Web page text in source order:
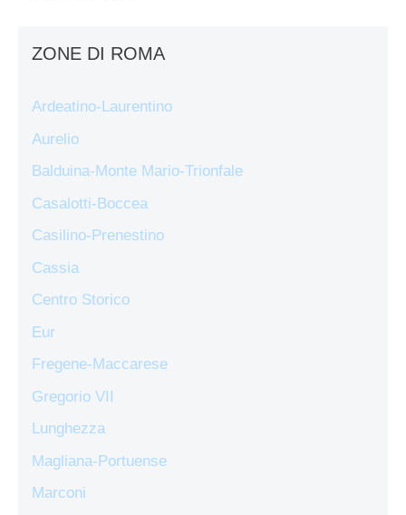
ZONE DI ROMA
Ardeatino-Laurentino
Aurelio
Balduina-Monte Mario-Trionfale
Casalotti-Boccea
Casilino-Prenestino
Cassia
Centro Storico
Eur
Fregene-Maccarese
Gregorio VII
Lunghezza
Magliana-Portuense
Marconi